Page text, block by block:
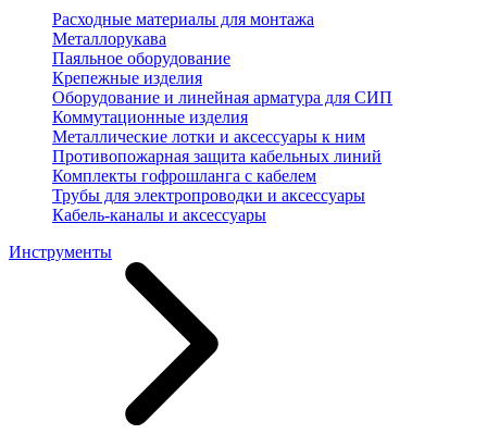
Расходные материалы для монтажа
Металлорукава
Паяльное оборудование
Крепежные изделия
Оборудование и линейная арматура для СИП
Коммутационные изделия
Металлические лотки и аксессуары к ним
Противопожарная защита кабельных линий
Комплекты гофрошланга с кабелем
Трубы для электропроводки и аксессуары
Кабель-каналы и аксессуары
Инструменты